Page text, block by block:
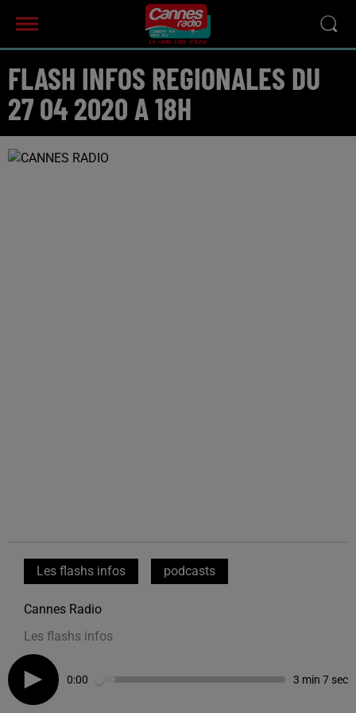
FLASH INFOS REGIONALES DU
27 04 2020 A 18H
Les flashs infos podcasts
Cannes Radio
Les flashs infos
0:00 3 min 7 sec